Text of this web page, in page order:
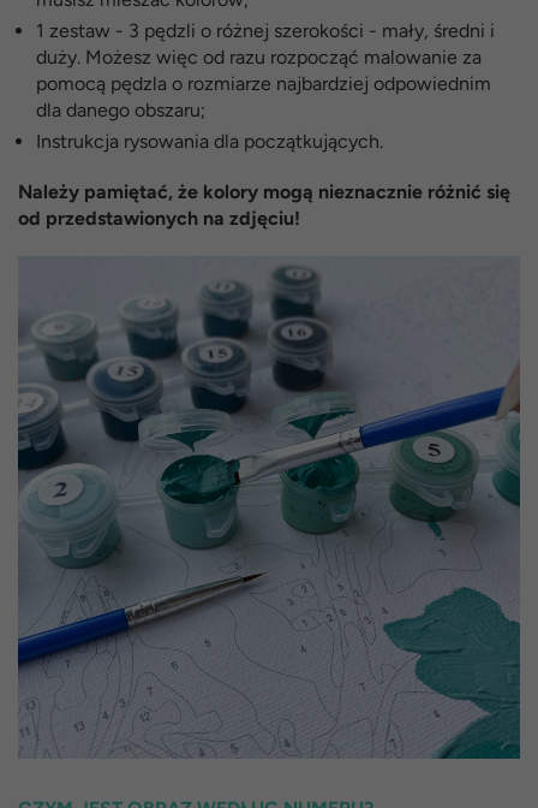
1 zestaw - 3 pędzli o różnej szerokości - mały, średni i
duży. Możesz więc od razu rozpocząć malowanie za
pomocą pędzla o rozmiarze najbardziej odpowiednim
dla danego obszaru;
Instrukcja rysowania dla początkujących.
Należy pamiętać, że kolory mogą nieznacznie różnić się
od przedstawionych na zdjęciu!